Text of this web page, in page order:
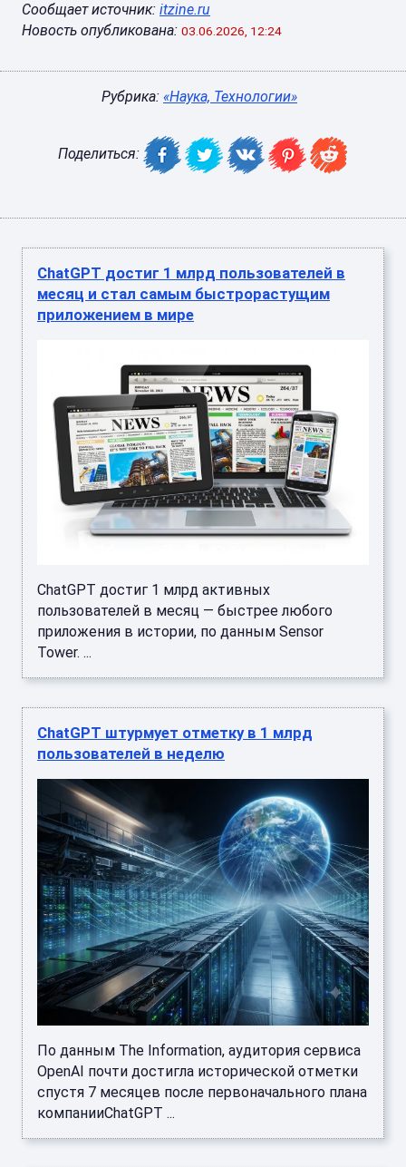
Сообщает источник: itzine.ru
Новость опубликована: 03.06.2026, 12:24
Рубрика: «Наука, Технологии»
Поделиться:
ChatGPT достиг 1 млрд пользователей в
месяц и стал самым быстрорастущим
приложением в мире
ChatGPT достиг 1 млрд активных
пользователей в месяц — быстрее любого
приложения в истории, по данным Sensor
Tower. ...
ChatGPT штурмует отметку в 1 млрд
пользователей в неделю
По данным The Information, аудитория сервиса
OpenAI почти достигла исторической отметки
спустя 7 месяцев после первоначального плана
компанииChatGPT ...